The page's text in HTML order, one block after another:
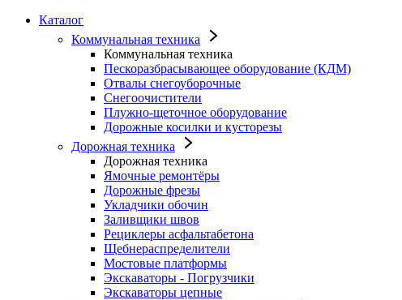
Каталог
Коммунальная техника
Коммунальная техника
Пескоразбрасывающее оборудование (КДМ)
Отвалы снегоуборочные
Снегоочистители
Плужно-щеточное оборудование
Дорожные косилки и кусторезы
Дорожная техника
Дорожная техника
Ямочные ремонтёры
Дорожные фрезы
Укладчики обочин
Заливщики швов
Рециклеры асфальтабетона
Щебнераспределители
Мостовые платформы
Экскаваторы - Погрузчики
Экскаваторы цепные